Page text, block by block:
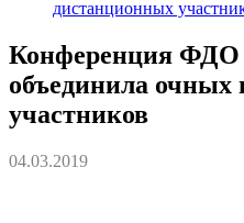
дистанционных
Конференция
объединила
участников
04.03.2019